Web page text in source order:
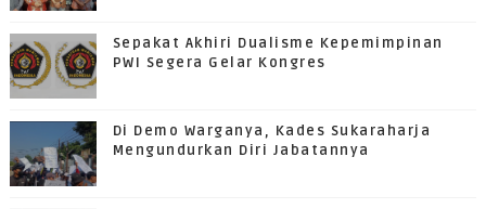
Sepakat Akhiri Dualisme Kepemimpinan
PWI Segera Gelar Kongres
Di Demo Warganya, Kades Sukaraharja
Mengundurkan Diri Jabatannya